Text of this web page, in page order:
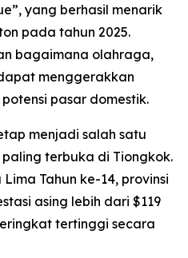
yang berhasil menarik
pada tahun 2025.
bagaimana olahraga,
menggerakkan
pasar domestik.
menjadi salah satu
terbuka di Tiongkok.
Tahun ke-14, provinsi
asing lebih dari $119
tertinggi secara